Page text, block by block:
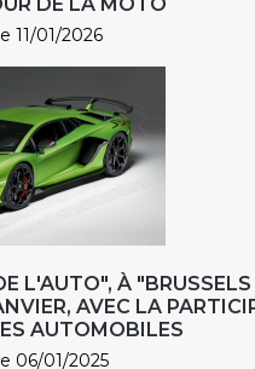
11/01/2026
L'AUTO", À "BRUSSELS
AVEC LA
AUTOMOBILES
06/01/2025